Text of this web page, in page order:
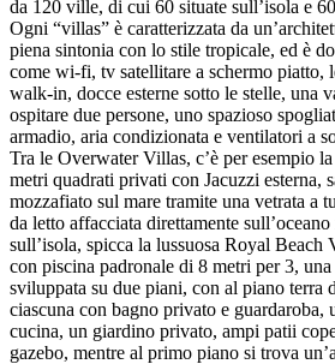
da 120 ville, di cui 60 situate sull’isola e
Ogni “villas” è caratterizzata da
piena sintonia con lo stile tropicale, ed è
come wi-fi, tv satellitare a schermo piatto,
walk-in, docce esterne sotto le stelle, una
ospitare due persone, uno spazioso
armadio, aria condizionata e ventilatori a
Tra le Overwater Villas, c’è per esempio
metri quadrati privati con Jacuzzi esterna,
mozzafiato sul mare tramite una vetrata a
da letto affacciata direttamente
sull’isola, spicca la lussuosa Royal Beach
con piscina padronale di 8 metri per 3,
sviluppata su due piani, con al piano terra
ciascuna con bagno privato e
cucina, un giardino privato, ampi patii
gazebo, mentre al primo piano si trova